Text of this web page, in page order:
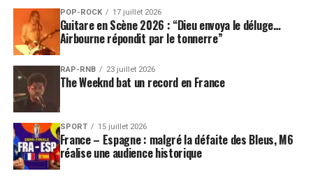
POP-ROCK 17 juillet 2026
Guitare en Scène 2026 : “Dieu envoya le déluge…
Airbourne répondit par le tonnerre”
RAP-RNB 23 juillet 2026
The Weeknd bat un record en France
SPORT 15 juillet 2026
France – Espagne : malgré la défaite des Bleus, M6
réalise une audience historique